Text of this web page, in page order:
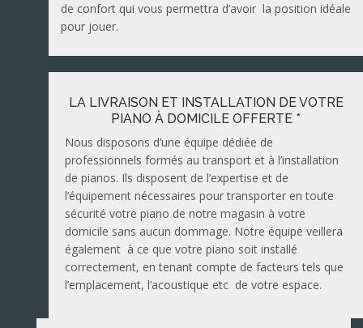
de confort qui vous permettra d’avoir la position idéale
pour jouer.
LA LIVRAISON ET INSTALLATION DE VOTRE
PIANO À DOMICILE OFFERTE *
Nous disposons d’une équipe dédiée de
professionnels formés au transport et à l’installation
de pianos. Ils disposent de l’expertise et de
l’équipement nécessaires pour transporter en toute
sécurité votre piano de notre magasin à votre
domicile sans aucun dommage. Notre équipe veillera
également à ce que votre piano soit installé
correctement, en tenant compte de facteurs tels que
l’emplacement, l’acoustique etc de votre espace.